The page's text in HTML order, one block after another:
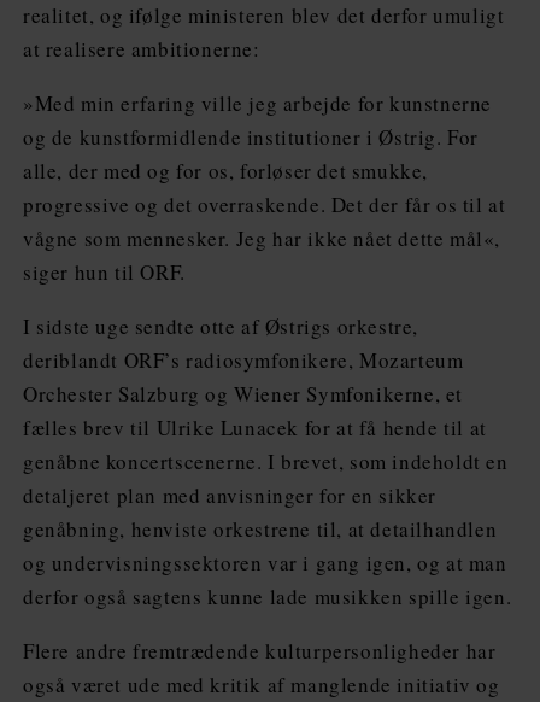
realitet, og ifølge ministeren blev det derfor umuligt
at realisere ambitionerne:
»Med min erfaring ville jeg arbejde for kunstnerne
og de kunstformidlende institutioner i Østrig. For
alle, der med og for os, forløser det smukke,
progressive og det overraskende. Det der får os til at
vågne som mennesker. Jeg har ikke nået dette mål«,
siger hun til ORF.
I sidste uge sendte otte af Østrigs orkestre,
deriblandt ORF’s radiosymfonikere, Mozarteum
Orchester Salzburg og Wiener Symfonikerne, et
fælles brev til Ulrike Lunacek for at få hende til at
genåbne koncertscenerne. I brevet, som indeholdt en
detaljeret plan med anvisninger for en sikker
genåbning, henviste orkestrene til, at detailhandlen
og undervisningssektoren var i gang igen, og at man
derfor også sagtens kunne lade musikken spille igen.
Flere andre fremtrædende kulturpersonligheder har
også været ude med kritik af manglende initiativ og